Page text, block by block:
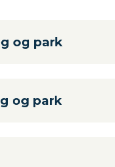
og park
og park